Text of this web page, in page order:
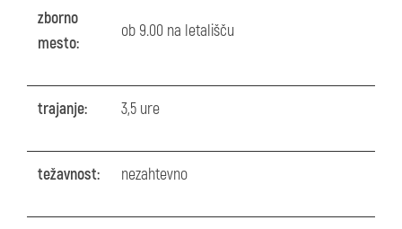
zborno
mesto:
ob 9.00 na letališču
trajanje: 3,5 ure
težavnost: nezahtevno